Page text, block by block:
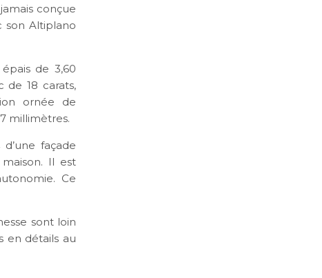
conçue
son Altiplano
de 3,60
de 18 carats,
ornée de
millimètres.
façade
Il est
Ce
sont loin
en détails au